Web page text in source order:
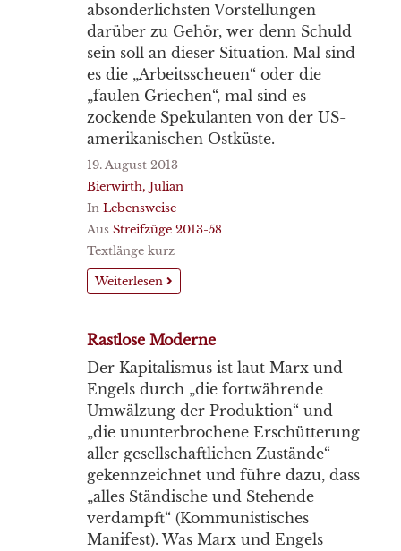
absonderlichsten Vorstellungen
darüber zu Gehör, wer denn Schuld
sein soll an dieser Situation. Mal sind
es die „Arbeitsscheuen“ oder die
„faulen Griechen“, mal sind es
zockende Spekulanten von der US-
amerikanischen Ostküste.
19. August 2013
Bierwirth, Julian
In Lebensweise
Aus Streifzüge 2013-58
Textlänge kurz
Weiterlesen
Rastlose Moderne
Der Kapitalismus ist laut Marx und
Engels durch „die fortwährende
Umwälzung der Produktion“ und
„die ununterbrochene Erschütterung
aller gesellschaftlichen Zustände“
gekennzeichnet und führe dazu, dass
„alles Ständische und Stehende
verdampft“ (Kommunistisches
Manifest). Was Marx und Engels